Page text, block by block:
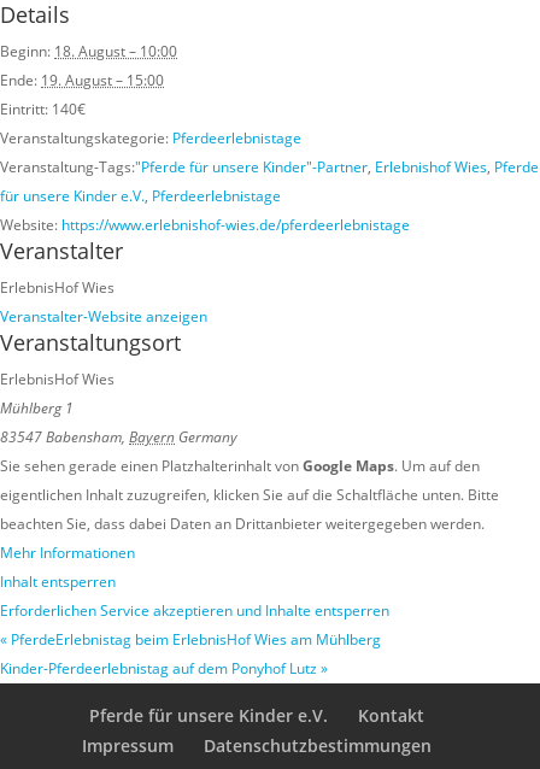
Details
Beginn: 18. August – 10:00
Ende: 19. August – 15:00
Eintritt: 140€
Veranstaltungskategorie: Pferdeerlebnistage
Veranstaltung-Tags:"Pferde für unsere Kinder"-Partner, Erlebnishof Wies, Pferde
für unsere Kinder e.V., Pferdeerlebnistage
Website: https://www.erlebnishof-wies.de/pferdeerlebnistage
Veranstalter
ErlebnisHof Wies
Veranstalter-Website anzeigen
Veranstaltungsort
ErlebnisHof Wies
Mühlberg 1
83547 Babensham, Bayern Germany
Sie sehen gerade einen Platzhalterinhalt vonGoogle Maps. Um auf den
eigentlichen Inhalt zuzugreifen, klicken Sie auf die Schaltfläche unten. Bitte
beachten Sie, dass dabei Daten an Drittanbieter weitergegeben werden.
Mehr Informationen
Inhalt entsperren
Erforderlichen Service akzeptieren und Inhalte entsperren
« PferdeErlebnistag beim ErlebnisHof Wies am Mühlberg
Kinder-Pferdeerlebnistag auf dem Ponyhof Lutz»
Pferde für unsere Kinder e.V.
Kontakt
Impressum
Datenschutzbestimmungen